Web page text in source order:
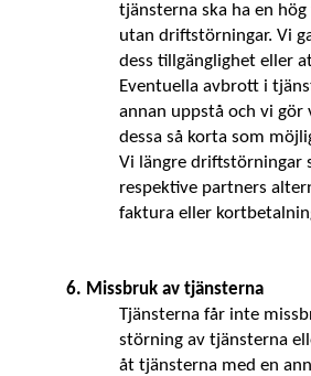
tjänsterna ska ha en
utan driftstörningar. Vi
dess tillgänglighet eller
Eventuella avbrott i
annan uppstå och vi gör
dessa så korta som
Vi längre driftstörningar
respektive partners
faktura eller
6. Missbruk av tjänsterna
Tjänsterna får inte
störning av tjänsterna
åt tjänsterna med en